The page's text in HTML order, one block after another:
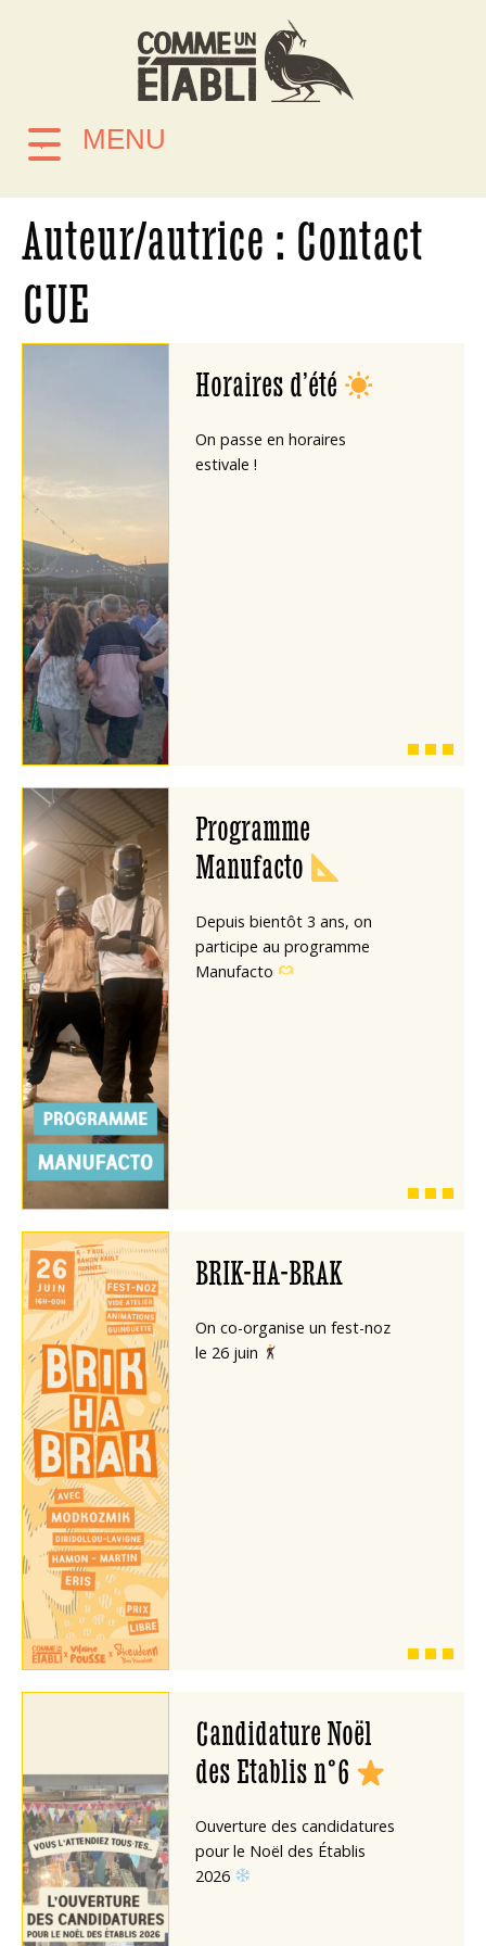
MENU
Auteur/autrice : Contact
CUE
Horaires d’été
On passe en horaires
estivale !
Programme
Manufacto
Depuis bientôt 3 ans, on
participe au programme
Manufacto
BRIK-HA-BRAK
On co-organise un fest-noz
le 26 juin
Candidature Noël
des Etablis n°6
Ouverture des candidatures
pour le Noël des Établis
2026